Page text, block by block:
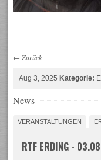
← Zurück
Aug 3, 2025Kategorie:
News
VERANSTALTUNGEN
RTF ERDING -